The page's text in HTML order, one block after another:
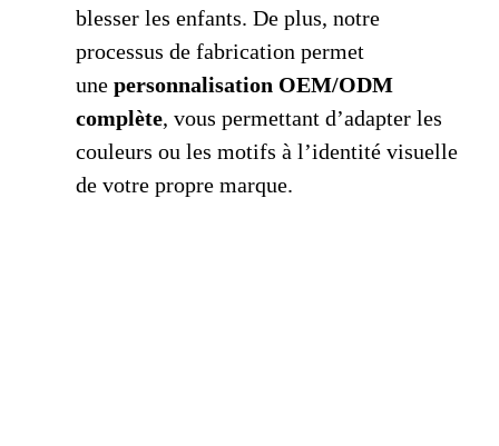
blesser les enfants. De plus, notre
processus de fabrication permet
une personnalisation OEM/ODM
complète, vous permettant d’adapter les
couleurs ou les motifs à l’identité visuelle
de votre propre marque.